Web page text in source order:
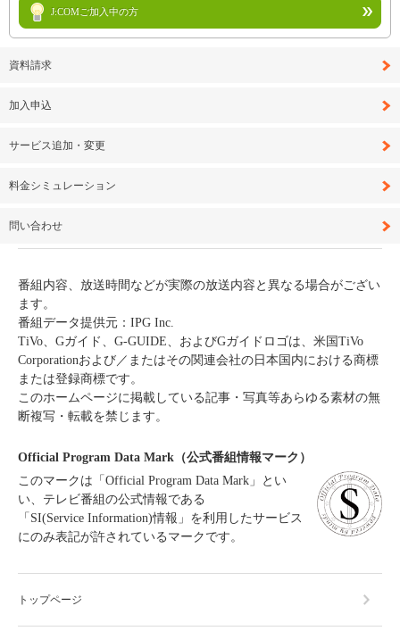
J:COMご加入中の方
資料請求
加入申込
サービス追加・変更
料金シミュレーション
問い合わせ
番組内容、放送時間などが実際の放送内容と異なる場合がござい
ます。
番組データ提供元：IPG Inc.
TiVo、Gガイド、G-GUIDE、およびGガイドロゴは、米国TiVo
Corporationおよび／またはその関連会社の日本国内における商標
または登録商標です。
このホームページに掲載している記事・写真等あらゆる素材の無
断複写・転載を禁じます。
Official Program Data Mark（公式番組情報マーク）
このマークは「Official Program Data Mark」とい
い、テレビ番組の公式情報である
「SI(Service Information)情報」を利用したサービス
にのみ表記が許されているマークです。
トップページ